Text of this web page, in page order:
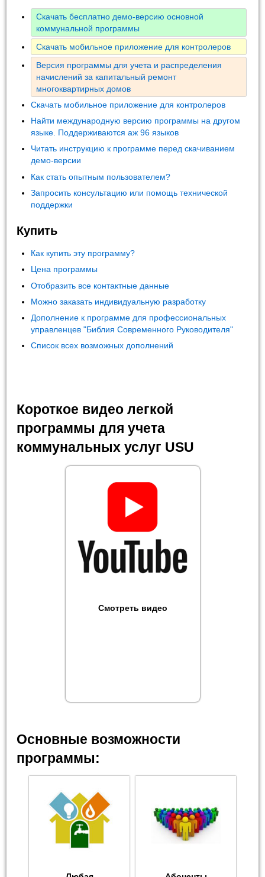
Скачать бесплатно демо-версию основной
коммунальной программы
Скачать мобильное приложение для контролеров
Версия программы для учета и распределения
начислений за капитальный ремонт
многоквартирных домов
Скачать мобильное приложение для контролеров
Найти международную версию программы на другом
языке. Поддерживаются аж 96 языков
Читать инструкцию к программе перед скачиванием
демо-версии
Как стать опытным пользователем?
Запросить консультацию или помощь технической
поддержки
Купить
Как купить эту программу?
Цена программы
Отобразить все контактные данные
Можно заказать индивидуальную разработку
Дополнение к программе для профессиональных
управленцев "Библия Современного Руководителя"
Список всех возможных дополнений
Короткое видео легкой
программы для учета
коммунальных услуг USU
Смотреть видео
Основные возможности
программы: